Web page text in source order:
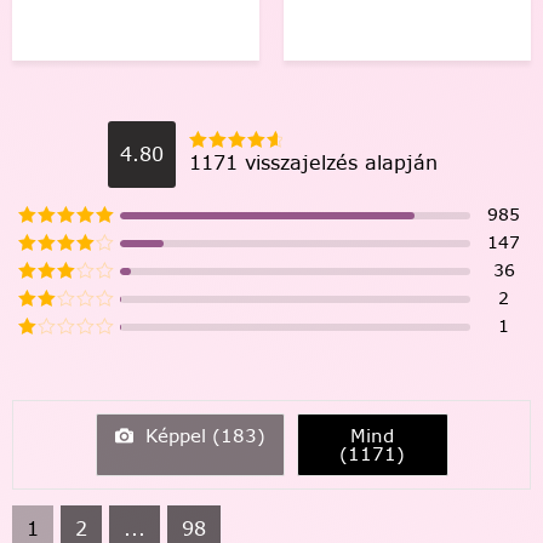
4.80 1171 visszajelzés alapján
985
147
36
2
1
Képpel (183) Mind
(1171)
1 2 ... 98